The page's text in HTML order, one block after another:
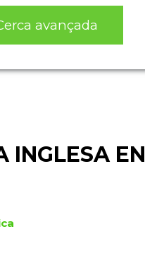
avançada
INGLESA EN